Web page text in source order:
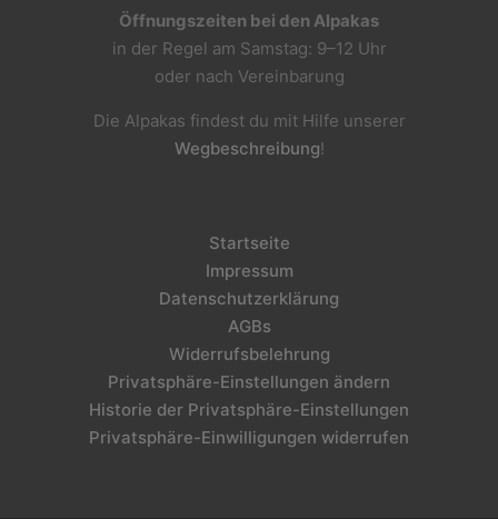
Öffnungszeiten bei den Alpakas
in der Regel am Samstag: 9–12 Uhr
oder nach Vereinbarung
Die Alpakas findest du mit Hilfe unserer
Wegbeschreibung!
Startseite
Impressum
Datenschutzerklärung
AGBs
Widerrufsbelehrung
Privatsphäre-Einstellungen ändern
Historie der Privatsphäre-Einstellungen
Privatsphäre-Einwilligungen widerrufen